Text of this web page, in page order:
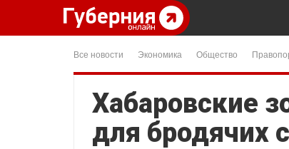
Все новости Экономика Общество
Хабаровские
для бродячих